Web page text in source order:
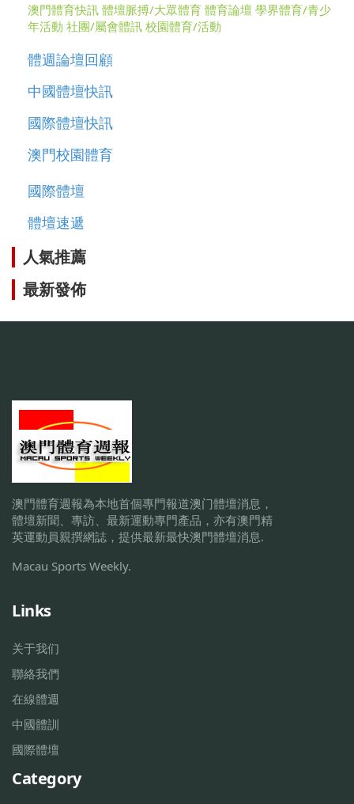
澳門體育快訊 體壇脈搏/大眾體育 體育論壇 學界體育/青少
年活動 社團/屬會體訊 校園體育/活動
體週論壇回顧
中國體壇快訊
國際體壇快訊
澳門校園體育
國際體壇
體壇速遞
人氣推薦
最新發佈
澳門體育週報為本地首個專門報道澳门體壇消息，
體壇新聞、專訪、最新運動專門產品，亦有澳門精
英運動員親撰網誌，提供最新最快澳門體壇消息.
Macau Sports Weekly.
Links
关于我们
聯絡我們
在線體週
中國體訓
國際體壇
Category